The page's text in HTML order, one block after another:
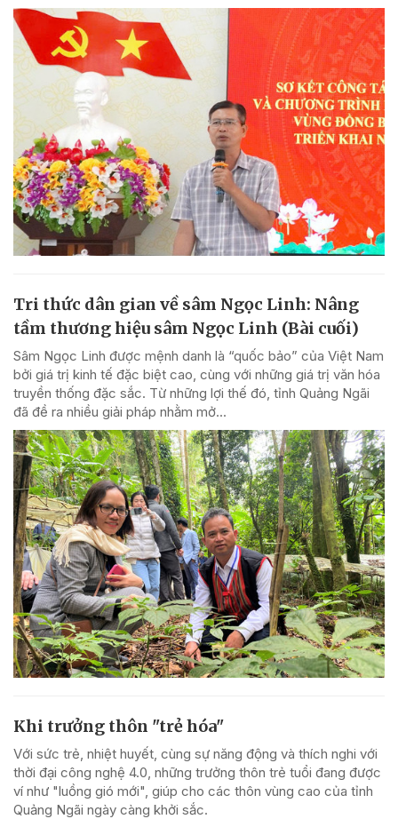
Tri thức dân gian về sâm Ngọc Linh: Nâng
tầm thương hiệu sâm Ngọc Linh (Bài cuối)
Sâm Ngọc Linh được mệnh danh là “quốc bảo” của Việt Nam
bởi giá trị kinh tế đặc biệt cao, cùng với những giá trị văn hóa
truyền thống đặc sắc. Từ những lợi thế đó, tỉnh Quảng Ngãi
đã đề ra nhiều giải pháp nhằm mở...
Khi trưởng thôn "trẻ hóa"
Với sức trẻ, nhiệt huyết, cùng sự năng động và thích nghi với
thời đại công nghệ 4.0, những trưởng thôn trẻ tuổi đang được
ví như "luồng gió mới", giúp cho các thôn vùng cao của tỉnh
Quảng Ngãi ngày càng khởi sắc.